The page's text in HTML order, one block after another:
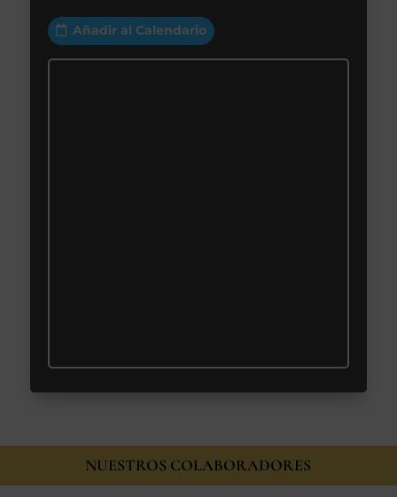
Añadir al Calendario
NUESTROS COLABORADORES